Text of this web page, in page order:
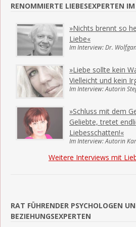
RENOMMIERTE LIEBESEXPERTEN
»Nichts brennt so
Liebe«
Im Interview: Dr.
»Liebe sollte kein
Vielleicht und kein
Im Interview: Autorin
»Schluss mit dem
Geliebte, tretet
Liebesschatten!«
Im Interview: Autorin
Weitere Interviews mit
RAT FÜHRENDER PSYCHOLOGEN
BEZIEHUNGSEXPERTEN